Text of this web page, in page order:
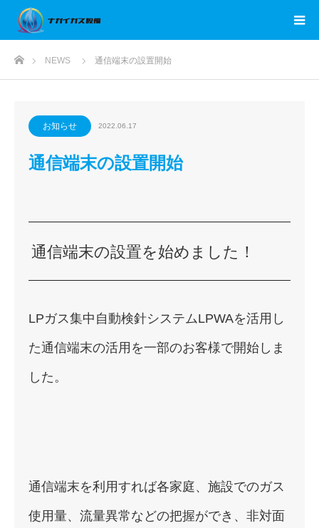
ホームNEWS 通信端末の設置開始
お知らせ 2022.06.17
通信端末の設置開始
通信端末の設置を始めました！
LPガス集中自動検針システムLPWAを活用し
た通信端末の活用を一部のお客様で開始しま
した。
通信端末を利用すれば各家庭、施設でのガス
使用量、流量異常などの把握ができ、非対面